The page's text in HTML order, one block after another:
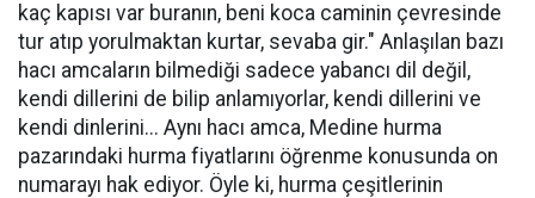
kaç kapısı var buranın, beni koca caminin çevresinde
tur atıp yorulmaktan kurtar, sevaba gir." Anlaşılan bazı
hacı amcaların bilmediği sadece yabancı dil değil,
kendi dillerini de bilip anlamıyorlar, kendi dillerini ve
kendi dinlerini... Aynı hacı amca, Medine hurma
pazarındaki hurma fiyatlarını öğrenme konusunda on
numarayı hak ediyor. Öyle ki, hurma çeşitlerinin